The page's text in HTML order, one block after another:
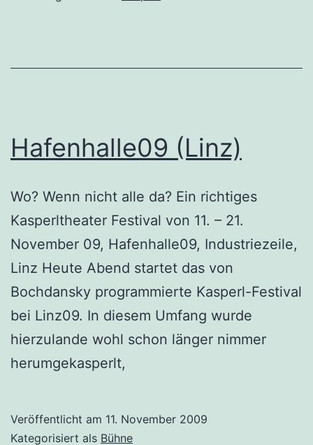
Hafenhalle09 (Linz)
Wo? Wenn nicht alle da? Ein richtiges
Kasperltheater Festival von 11. – 21.
November 09, Hafenhalle09, Industriezeile,
Linz Heute Abend startet das von
Bochdansky programmierte Kasperl-Festival
bei Linz09. In diesem Umfang wurde
hierzulande wohl schon länger nimmer
herumgekasperlt,
Veröffentlicht am 11. November 2009
Kategorisiert als Bühne